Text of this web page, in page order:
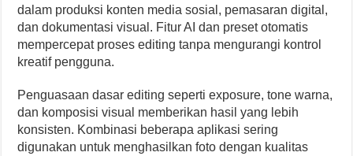
dalam produksi konten media sosial, pemasaran digital,
dan dokumentasi visual. Fitur AI dan preset otomatis
mempercepat proses editing tanpa mengurangi kontrol
kreatif pengguna.
Penguasaan dasar editing seperti exposure, tone warna,
dan komposisi visual memberikan hasil yang lebih
konsisten. Kombinasi beberapa aplikasi sering
digunakan untuk menghasilkan foto dengan kualitas